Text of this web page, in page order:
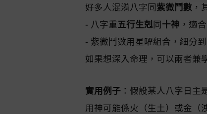
好多人混淆八字同紫微鬥數 ，
- 八字重五行生剋同十神 ，適
- 紫微鬥數用星曜組合，細分
如果想深入命理，可以兩者兼
實用例子 ：假設某人八字日
用神可能係火（生土）或金（